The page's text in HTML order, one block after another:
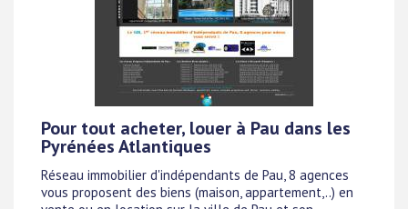
Pour tout acheter, louer à Pau dans les
Pyrénées Atlantiques
Réseau immobilier d'indépendants de Pau, 8 agences
vous proposent des biens (maison, appartement,..) en